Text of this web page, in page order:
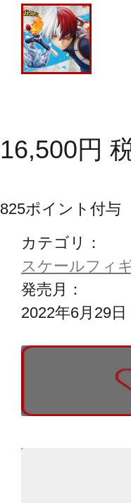
16,500円
825ポイント付与
カテゴリ：
スケールフィ
発売月：
2022年6月29日